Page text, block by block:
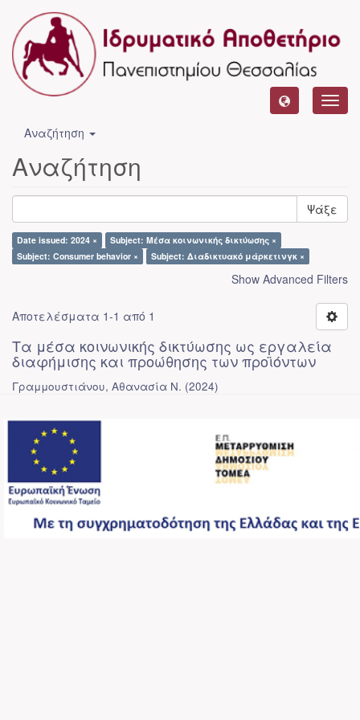
Αναζήτηση
Αναζήτηση
Ψάξε
Date issued: 2024 ×
Subject: Μέσα κοινωνικής δικτύωσης ×
Subject: Consumer behavior ×
Subject: Διαδικτυακό μάρκετινγκ ×
Show Advanced Filters
Αποτελέσματα 1-1 από 1
Τα μέσα κοινωνικής δικτύωσης ως εργαλεία
διαφήμισης και προώθησης των προϊόντων
Γραμμουστιάνου, Αθανασία Ν. (2024)